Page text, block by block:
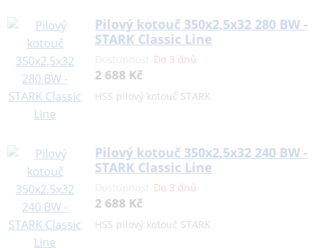
Pilový kotouč 350x2,5x32 280 BW -
STARK Classic Line
Do 3 dnů
2 688 Kč
HSS pilový kotouč STARK
Pilový kotouč 350x2,5x32 240 BW -
STARK Classic Line
Do 3 dnů
2 688 Kč
HSS pilový kotouč STARK